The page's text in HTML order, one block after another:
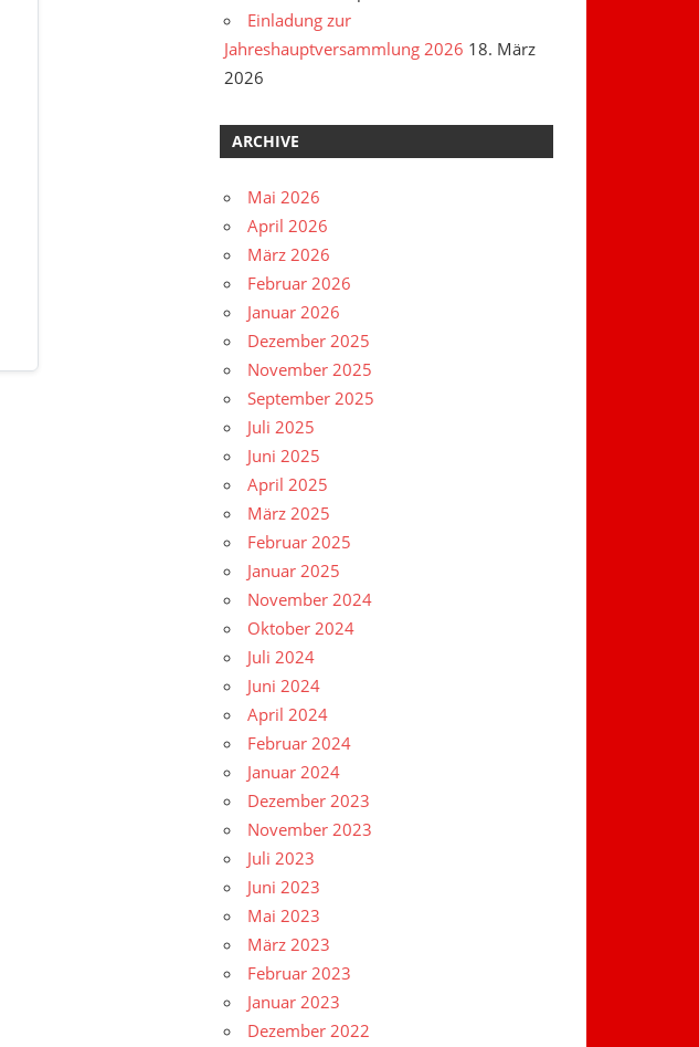
Einladung zur
Jahreshauptversammlung 2026 18. März
2026
ARCHIVE
Mai 2026
April 2026
März 2026
Februar 2026
Januar 2026
Dezember 2025
November 2025
September 2025
Juli 2025
Juni 2025
April 2025
März 2025
Februar 2025
Januar 2025
November 2024
Oktober 2024
Juli 2024
Juni 2024
April 2024
Februar 2024
Januar 2024
Dezember 2023
November 2023
Juli 2023
Juni 2023
Mai 2023
März 2023
Februar 2023
Januar 2023
Dezember 2022